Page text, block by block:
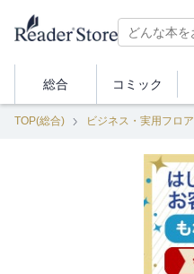
総合 コミック
TOP(総合) ビジネス・実用フロア